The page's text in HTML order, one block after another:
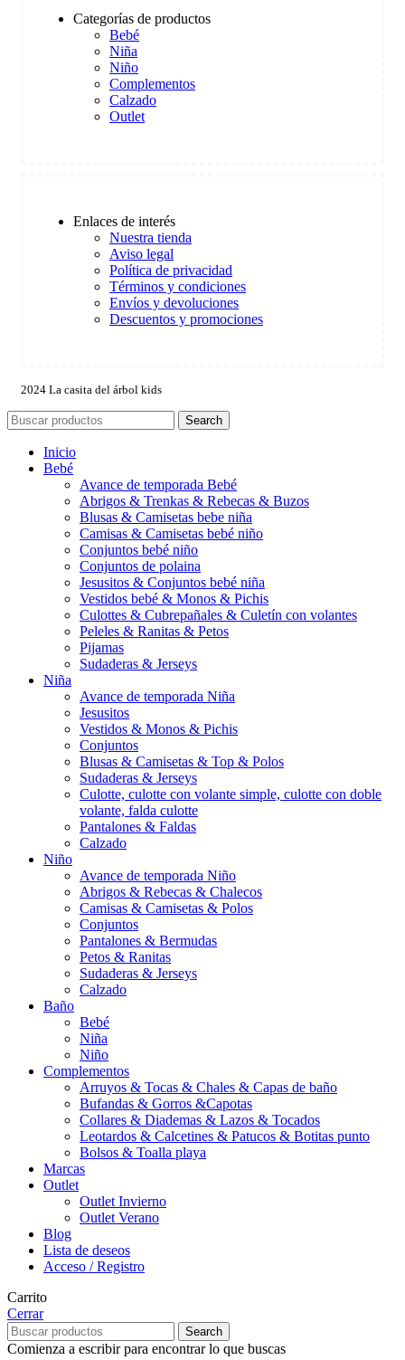
Categorías de productos
Bebé
Niña
Niño
Complementos
Calzado
Outlet
Enlaces de interés
Nuestra tienda
Aviso legal
Política de privacidad
Términos y condiciones
Envíos y devoluciones
Descuentos y promociones
2024 La casita del árbol kids
Search
Inicio
Bebé
Avance de temporada Bebé
Abrigos & Trenkas & Rebecas & Buzos
Blusas & Camisetas bebe niña
Camisas & Camisetas bebé niño
Conjuntos bebé niño
Conjuntos de polaina
Jesusitos & Conjuntos bebé niña
Vestidos bebé & Monos & Pichis
Culottes & Cubrepañales & Culetín con volantes
Peleles & Ranitas & Petos
Pijamas
Sudaderas & Jerseys
Niña
Avance de temporada Niña
Jesusitos
Vestidos & Monos & Pichis
Conjuntos
Blusas & Camisetas & Top & Polos
Sudaderas & Jerseys
Culotte, culotte con volante simple, culotte con doble
volante, falda culotte
Pantalones & Faldas
Calzado
Niño
Avance de temporada Niño
Abrigos & Rebecas & Chalecos
Camisas & Camisetas & Polos
Conjuntos
Pantalones & Bermudas
Petos & Ranitas
Sudaderas & Jerseys
Calzado
Baño
Bebé
Niña
Niño
Complementos
Arruyos & Tocas & Chales & Capas de baño
Bufandas & Gorros &Capotas
Collares & Diademas & Lazos & Tocados
Leotardos & Calcetines & Patucos & Botitas punto
Bolsos & Toalla playa
Marcas
Outlet
Outlet Invierno
Outlet Verano
Blog
Lista de deseos
Acceso / Registro
Carrito
Cerrar
Search
Comienza a escribir para encontrar lo que buscas